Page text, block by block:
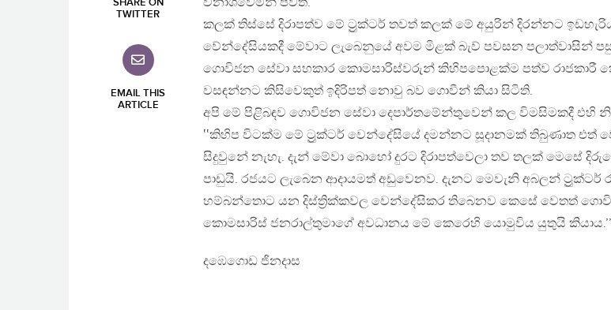
SHARE ON
TWITTER
EMAIL THIS
ARTICLE
කලක් තිස්සේ දිරාපත්ව මේ ට්‍රුක්ටර් තවත් කලක් මේ අයුරින් දිරන්නට
වේන්දේසියකදී මේවාට ලැබෙනුයේ අවම මිළක් බැව් පවසන පලාත්වාසින්
ගොවිජන සේවා සහකාර කොමසාරිස්වරුන් කිහිපපොළක්ම පත්ව රාජකාරී
වසඳන්නට කිසිවෙකුත් ඉදිරිපත් නොවු බව ගොවීන් කියා සිටිති.
අපි මේ පිළිබඳව ගොවිජන සේවා දෙපාර්තමේන්තුවෙන් කල විමසිමකදී එහි
‛‛කිහිප විටක්ම මේ ට්‍රුක්ටර් වෙන්දේසියේ දමන්නට සූදානමක් තිබුණාත එත්
සිදුවුනේ නැහැ. දැන් මේවා බොහෝ දුරට දිරාපත්වෙලා තව තලක් මෙසේ
පාඩුයි. රජයට ලැබෙන ආදායමත් අඩුවෙනව. දැනට මෙවැනි අබලන් ට්‍රුක්ටර්
හම්බන්තොට යන දිස්ත්‍රික්කවල වෙන්දේසිකර තිබෙනව කෙසේ වෙතත්
කොමසාරිස් ජනරාල්තුමාගේ අවධානය මේ කෙරෙහි යොමුවිය යුතුයි කියාය.’’
දඹෙගොඩ ජිනදාස